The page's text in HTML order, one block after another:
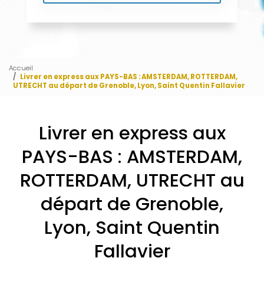
Accueil
Livrer en express aux PAYS-BAS : AMSTERDAM, ROTTERDAM,
UTRECHT au départ de Grenoble, Lyon, Saint Quentin Fallavier
Livrer en express aux
PAYS-BAS : AMSTERDAM,
ROTTERDAM, UTRECHT au
départ de Grenoble,
Lyon, Saint Quentin
Fallavier